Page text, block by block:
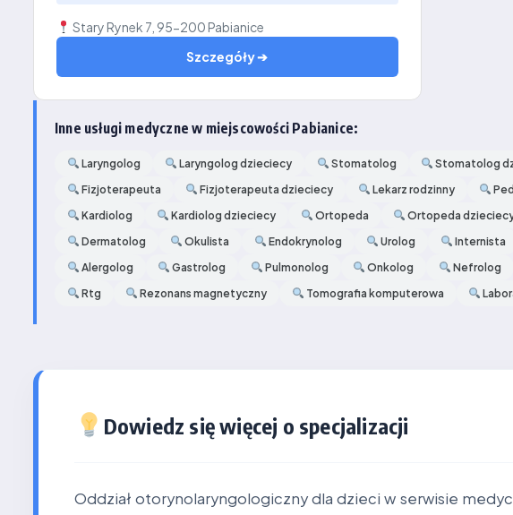
Stary Rynek 7, 95-200 Pabianice
Szczegóły ➔
Inne usługi medyczne w miejscowości Pabianice:
Laryngolog Laryngolog dzieciecy Stomatolog Stomatolog
Fizjoterapeuta
Fizjoterapeuta dzieciecy Lekarz rodzinny
Kardiolog
Kardiolog dzieciecy Ortopeda Ortopeda
Dermatolog
Okulista Endokrynolog Urolog Internista
Alergolog
Gastrolog Pulmonolog Onkolog Nefrolog
Rtg
Rezonans magnetyczny Tomografia komputerowa
Dowiedz się więcej o specjalizacji
Oddział otorynolaryngologiczny dla dzieci w serwisie